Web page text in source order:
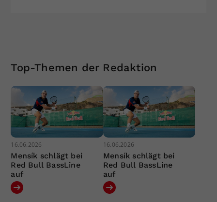
Top-Themen der Redaktion
16.06.2026
Mensík schlägt bei
Red Bull BassLine
auf
16.06.2026
Mensík schlägt bei
Red Bull BassLine
auf